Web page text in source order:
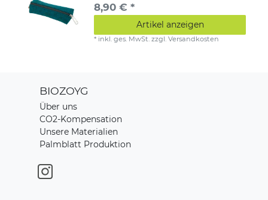
8,90 € *
Artikel anzeigen
* inkl. ges. MwSt. zzgl.Versandkosten
BIOZOYG
Über uns
CO2-Kompensation
Unsere Materialien
Palmblatt Produktion